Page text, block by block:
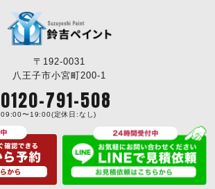
〒192-0031
八王子市小宮町200-1
0120-791-508
09:00〜19:00(定休日:なし)